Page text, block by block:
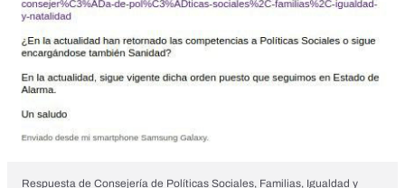
Respuesta de Consejería de Políticas Sociales, Familias, Igualdad y